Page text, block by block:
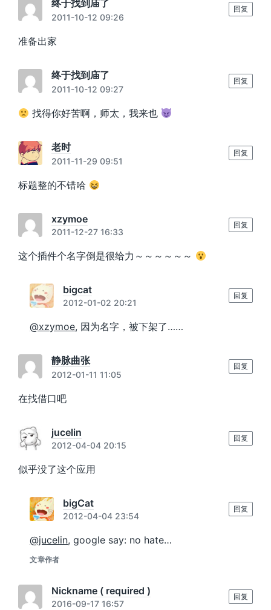
终于找到庙了
2011-10-12 09:26
准备出家
回复
终于找到庙了
2011-10-12 09:27
找得你好苦啊，师太，我来也
回复
老时
2011-11-29 09:51
标题整的不错哈
回复
xzymoe
2011-12-27 16:33
这个插件个名字倒是很给力～～～～～～
回复
bigcat
2012-01-02 20:21
@xzymoe, 因为名字，被下架了……
回复
静脉曲张
2012-01-11 11:05
在找借口吧
回复
jucelin
2012-04-04 20:15
似乎没了这个应用
回复
bigCat
2012-04-04 23:54
@jucelin, google say: no hate…
文章作者
回复
Nickname ( required )
2016-09-17 16:57
回复